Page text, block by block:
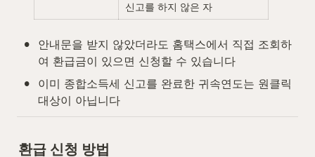
신고를 하지 않은 자
•
안내문을 받지 않았더라도 홈택스에서 직접 조회하
여 환급금이 있으면 신청할 수 있습니다
•
이미 종합소득세 신고를 완료한 귀속연도는 원클릭
대상이 아닙니다
환급 신청 방법